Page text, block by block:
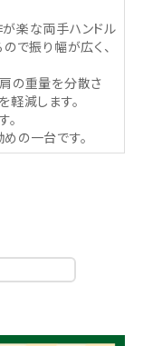
楽な両手ハンドル
で振り幅が広く、
の重量を分散さ
軽減します。
の一台です。